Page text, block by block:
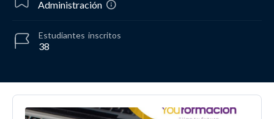
Administración
38
Estudiantes inscritos